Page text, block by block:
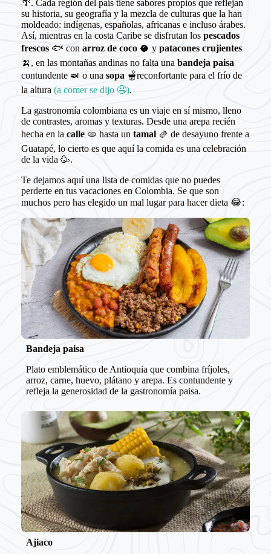
🌴. Cada región del país tiene sabores propios que reflejan
su historia, su geografía y la mezcla de culturas que la han
moldeado: indígenas, españolas, africanas e incluso árabes.
Así, mientras en la costa Caribe se disfrutan los pescados
frescos🐟 con arroz de coco🥥 y patacones crujientes
🍌, en las montañas andinas no falta una bandeja paisa
contundente 🍛 o una sopa 🫕reconfortante para el frío de
la altura (a comer se dijo 🤤).
La gastronomía colombiana es un viaje en sí mismo, lleno
de contrastes, aromas y texturas. Desde una arepa recién
hecha en la calle 🫓 hasta un tamal 🫔 de desayuno frente a
Guatapé, lo cierto es que aquí la comida es una celebración
de la vida 🥳.
Te dejamos aquí una lista de comidas que no puedes
perderte en tus vacaciones en Colombia. Se que son
muchos pero has elegido un mal lugar para hacer dieta 😂:
Bandeja paisa
Plato emblemático de Antioquia que combina fríjoles,
arroz, carne, huevo, plátano y arepa. Es contundente y
refleja la generosidad de la gastronomía paisa.
Ajiaco